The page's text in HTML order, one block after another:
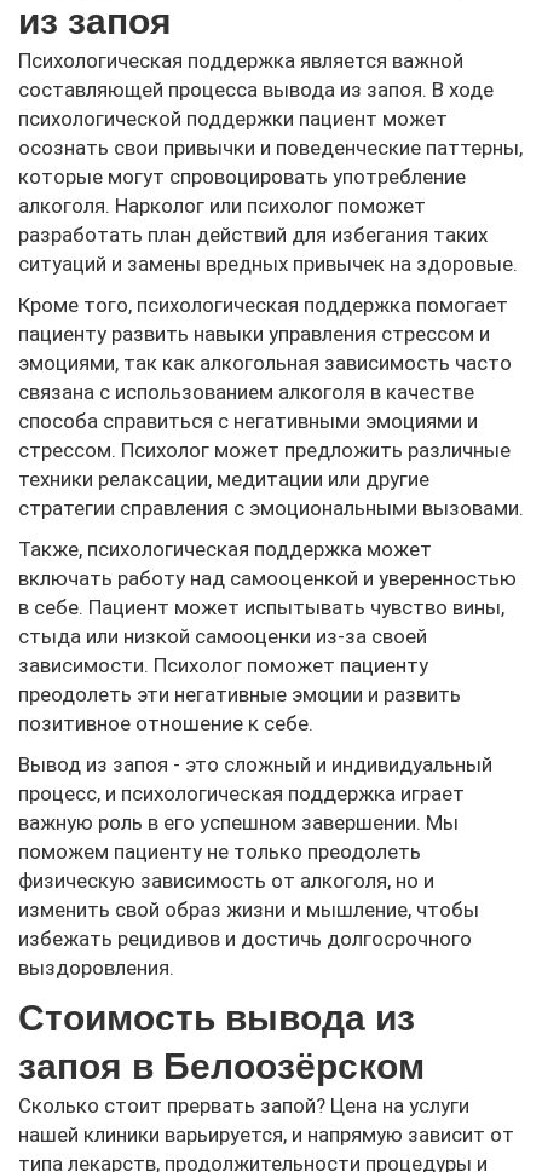
из запоя
Психологическая поддержка является важной
составляющей процесса вывода из запоя. В ходе
психологической поддержки пациент может
осознать свои привычки и поведенческие паттерны,
которые могут спровоцировать употребление
алкоголя. Нарколог или психолог поможет
разработать план действий для избегания таких
ситуаций и замены вредных привычек на здоровые.
Кроме того, психологическая поддержка помогает
пациенту развить навыки управления стрессом и
эмоциями, так как алкогольная зависимость часто
связана с использованием алкоголя в качестве
способа справиться с негативными эмоциями и
стрессом. Психолог может предложить различные
техники релаксации, медитации или другие
стратегии справления с эмоциональными вызовами.
Также, психологическая поддержка может
включать работу над самооценкой и уверенностью
в себе. Пациент может испытывать чувство вины,
стыда или низкой самооценки из-за своей
зависимости. Психолог поможет пациенту
преодолеть эти негативные эмоции и развить
позитивное отношение к себе.
Вывод из запоя - это сложный и индивидуальный
процесс, и психологическая поддержка играет
важную роль в его успешном завершении. Мы
поможем пациенту не только преодолеть
физическую зависимость от алкоголя, но и
изменить свой образ жизни и мышление, чтобы
избежать рецидивов и достичь долгосрочного
выздоровления.
Стоимость вывода из
запоя в Белоозёрском
Сколько стоит прервать запой? Цена на услуги
нашей клиники варьируется, и напрямую зависит от
типа лекарств, продолжительности процедуры и